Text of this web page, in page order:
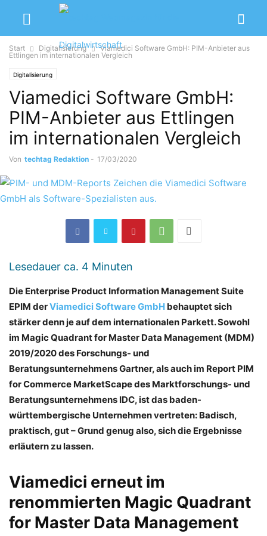
Start Digitalisierung
Viamedici Software GmbH: PIM-Anbieter aus
Ettlingen im internationalen Vergleich
Digitalisierung
Viamedici Software GmbH:
PIM-Anbieter aus Ettlingen
im internationalen Vergleich
Von techtag Redaktion - 17/03/2020
Lesedauer ca. 4 Minuten
Die Enterprise Product Information Management Suite
EPIM derViamedici Software GmbH behauptet sich
stärker denn je auf dem internationalen Parkett. Sowohl
im Magic Quadrant for Master Data Management (MDM)
2019/2020 des Forschungs- und
Beratungsunternehmens Gartner, als auch im Report PIM
for Commerce MarketScape des Marktforschungs- und
Beratungsunternehmens IDC, ist das baden-
württembergische Unternehmen vertreten: Badisch,
praktisch, gut – Grund genug also, sich die Ergebnisse
erläutern zu lassen.
Viamedici erneut im
renommierten Magic Quadrant
for Master Data Management